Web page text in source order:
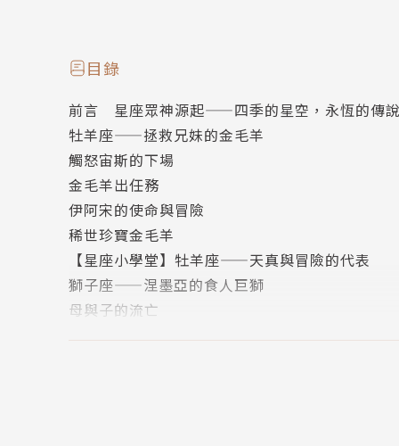
希臘神話是西方文化的重要根基，了解神話故事
獨特的奇幻元素也能激發想像力和創造力！
✦ 一次培養語文力 × 文化力 × 創造力
本書重新調整並改寫希臘神話，兼具文學性、教育
每篇星座神話故事約一萬字，段落分明、語句清
搭配全彩插圖，是最適合中小學生的神話入門書！
✦ 除了神話故事，更是星座性格說明書
本書不只說故事，更會告訴你……
一邊看故事，一邊認識自己及理解親朋好友的性
目錄
前言 星座眾神源起——四季的星空，永恆的傳說
牡羊座——拯救兄妹的金毛羊
觸怒宙斯的下場
金毛羊出任務
伊阿宋的使命與冒險
稀世珍寶金毛羊
【星座小學堂】牡羊座——天真與冒險的代表
獅子座——涅墨亞的食人巨獅
母與子的流亡